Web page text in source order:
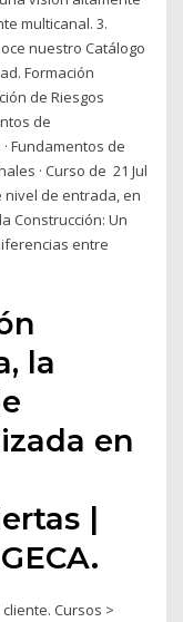
multicanal. 3.
nuestro Catálogo
Formación
de Riesgos
de
Fundamentos de
· Curso de 21 Jul
nivel de entrada, en
Construcción: Un
entre
la
en
|
Cursos >